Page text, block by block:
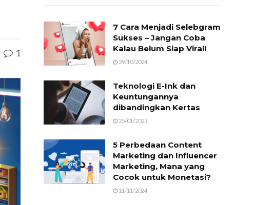
1
7 Cara Menjadi Selebgram
Sukses – Jangan Coba
Kalau Belum Siap Viral!
29/10/2024
Teknologi E-Ink dan
Keuntungannya
dibandingkan Kertas
25/01/2023
5 Perbedaan Content
Marketing dan Influencer
Marketing, Mana yang
Cocok untuk Monetasi?
11/11/2024